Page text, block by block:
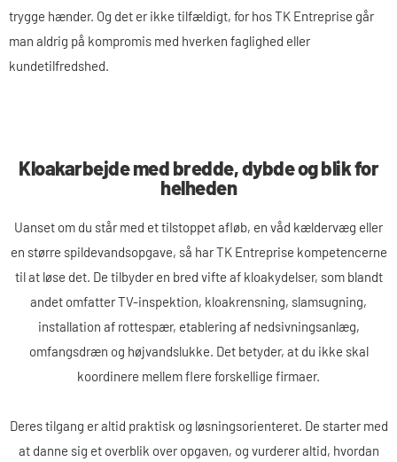
trygge hænder. Og det er ikke tilfældigt, for hos TK Entreprise går
man aldrig på kompromis med hverken faglighed eller
kundetilfredshed.
Kloakarbejde med bredde, dybde og blik for
helheden
Uanset om du står med et tilstoppet afløb, en våd kældervæg eller
en større spildevandsopgave, så har TK Entreprise kompetencerne
til at løse det. De tilbyder en bred vifte af kloakydelser, som blandt
andet omfatter TV-inspektion, kloakrensning, slamsugning,
installation af rottespær, etablering af nedsivningsanlæg,
omfangsdræn og højvandslukke. Det betyder, at du ikke skal
koordinere mellem flere forskellige firmaer.
Deres tilgang er altid praktisk og løsningsorienteret. De starter med
at danne sig et overblik over opgaven, og vurderer altid, hvordan